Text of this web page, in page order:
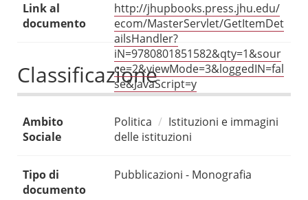
Link al
documento
http://jhupbooks.press.jhu.edu/
ecom/MasterServlet/GetItemDet
ailsHandler?
iN=9780801851582&qty=1&sour
ce=2&viewMode=3&loggedIN=fal
se&JavaScript=y
Classificazione
Ambito
Sociale
Politica
Istituzioni e immagini
delle istituzioni
Tipo di
documento
Pubblicazioni - Monografia